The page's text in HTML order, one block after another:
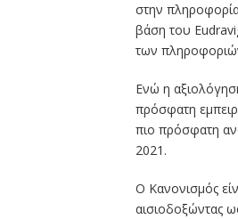
στην
βάση του
των
Ενώ η
πρόσφατη
πιο πρόσφατη
2021.
Ο Κανονισμός
αισιοδοξώντας